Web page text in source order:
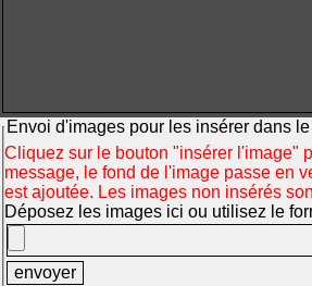
Envoi d'images pour les insérer dans
Cliquez sur le bouton "insérer l'image"
message, le fond de l'image passe en
est ajoutée. Les images non insérés
Déposez les images ici ou utilisez le